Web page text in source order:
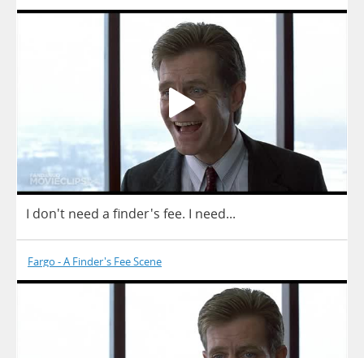
I don't need a finder's fee. I need...
Fargo - A Finder's Fee Scene